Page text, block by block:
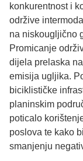
konkurentnost i
održive
na niskougljično
Promicanje
dijela prelaska
emisija ugljika.
biciklističke
planinskim
poticalo
poslova te kako
smanjenju